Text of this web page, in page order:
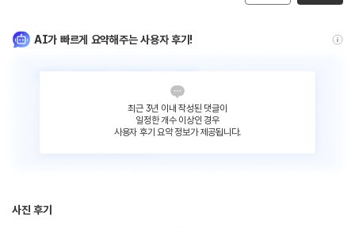
AI가 빠르게 요약해주는 사용자 후기!
최근 3년 이내 작성된 댓글이
일정한 개수 이상인 경우
사용자 후기 요약 정보가 제공됩니다.
사진 후기